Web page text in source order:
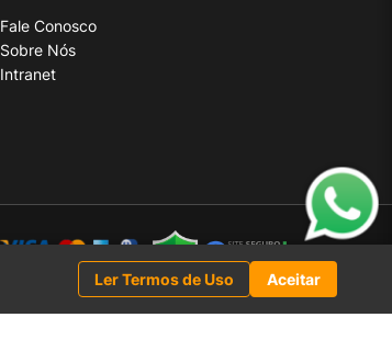
Fale Conosco
Sobre Nós
Intranet
Ler Termos de Uso Aceitar